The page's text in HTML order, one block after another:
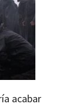
acabar